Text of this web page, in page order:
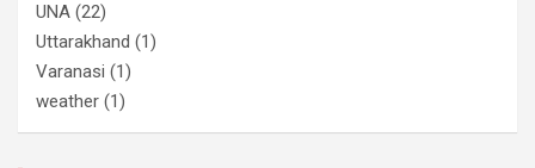
UNA (22)
Uttarakhand (1)
Varanasi (1)
weather (1)